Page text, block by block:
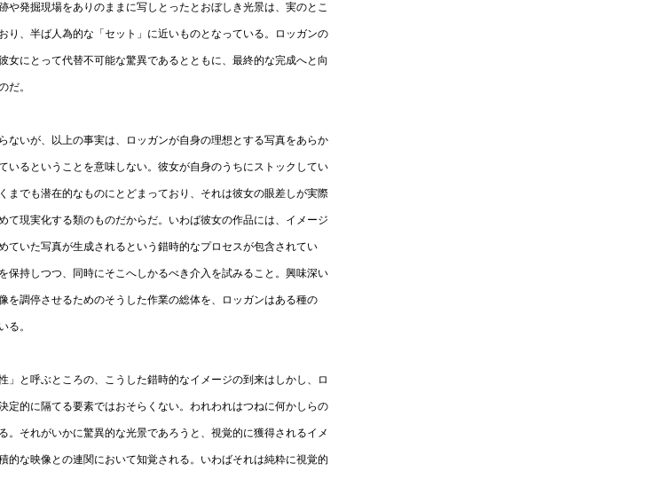
や発掘現場をありのままに写しとったとおぼしき光景は、実のとこ
り、半ば人為的な「セット」に近いものとなっている。ロッガンの
女にとって代替不可能な驚異であるとともに、最終的な完成へと向
だ。
ないが、以上の事実は、ロッガンが自身の理想とする写真をあらか
いるということを意味しない。彼女が自身のうちにストックしてい
までも潜在的なものにとどまっており、それは彼女の眼差しが実際
て現実化する類のものだからだ。いわば彼女の作品には、イメージ
ていた写真が生成されるという錯時的なプロセスが包含されてい
保持しつつ、同時にそこへしかるべき介入を試みること。興味深い
を調停させるためのそうした作業の総体を、ロッガンはある種の
る。
」と呼ぶところの、こうした錯時的なイメージの到来はしかし、ロ
定的に隔てる要素ではおそらくない。われわれはつねに何かしらの
。それがいかに驚異的な光景であろうと、視覚的に獲得されるイメ
的な映像との連関において知覚される。いわばそれは純粋に視覚的